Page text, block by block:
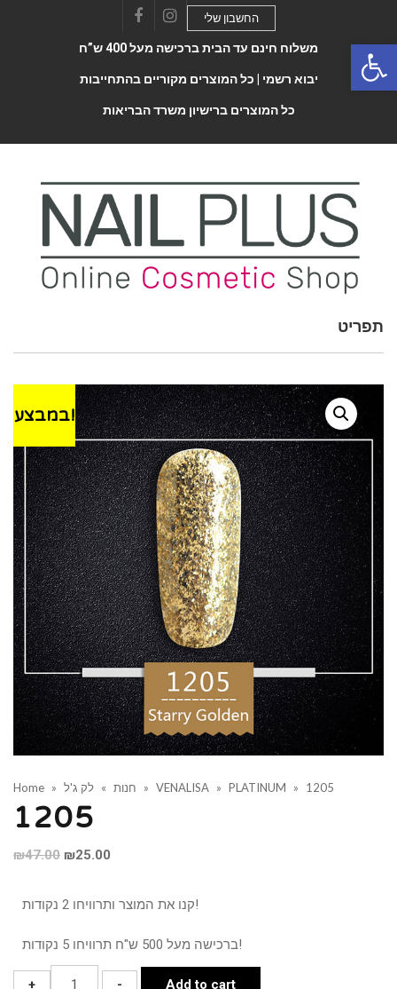
FacebookInstagram
החשבון שלי
משלוח חינם עד הבית ברכישה מעל 400 ש”ח
יבוא רשמי | כל המוצרים מקוריים בהתחייבות
כל המוצרים ברישיון משרד הבריאות
Toggle
תפריט
במבצע!
Home » חנות » לק ג'ל » VENALISA » PLATINUM » 1205
1205
₪47.00 ₪25.00
קנו את המוצר ותרוויחו 2 נקודות!
ברכישה מעל 500 ש"ח תרוויחו 5 נקודות!
+
1205
- Add to cart